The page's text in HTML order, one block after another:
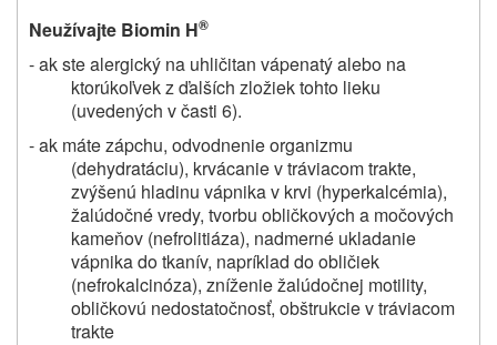
Neužívajte Biomin H®
- ak ste alergický na uhličitan vápenatý alebo na
ktorúkoľvek z ďalších zložiek tohto lieku
(uvedených v časti 6).
- ak máte zápchu, odvodnenie organizmu
(dehydratáciu), krvácanie v tráviacom trakte,
zvýšenú hladinu vápnika v krvi (hyperkalcémia),
žalúdočné vredy, tvorbu obličkových a močových
kameňov (nefrolitiáza), nadmerné ukladanie
vápnika do tkanív, napríklad do obličiek
(nefrokalcinóza), zníženie žalúdočnej motility,
obličkovú nedostatočnosť, obštrukcie v tráviacom
trakte